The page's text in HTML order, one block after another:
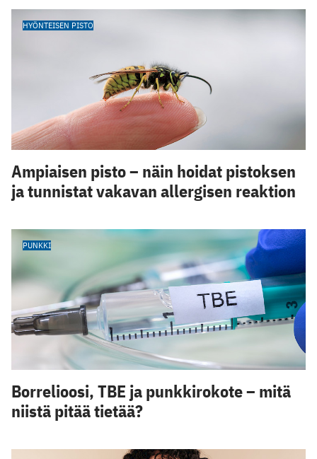
HYÖNTEISEN PISTO
Ampiaisen pisto – näin hoidat pistoksen
ja tunnistat vakavan allergisen reaktion
PUNKKI
Borrelioosi, TBE ja punkkirokote – mitä
niistä pitää tietää?